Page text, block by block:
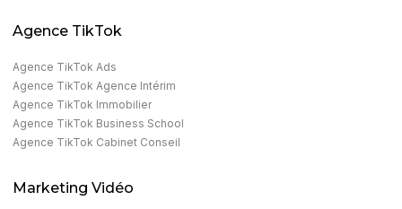
Agence TikTok
Agence TikTok Ads
Agence TikTok Agence Intérim
Agence TikTok Immobilier
Agence TikTok Business School
Agence TikTok Cabinet Conseil
Marketing Vidéo